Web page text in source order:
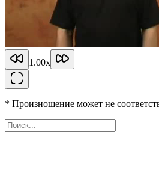
1.00x
* Произношение может не